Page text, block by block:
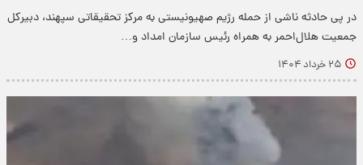
در پی حادثه ناشی از حمله رژیم صهیونیستی به مرکز تحقیقاتی سپهند، دبیرکل
جمعیت هلال‌احمر به همراه رئیس سازمان امداد و…
۲۵ خرداد ۱۴۰۴